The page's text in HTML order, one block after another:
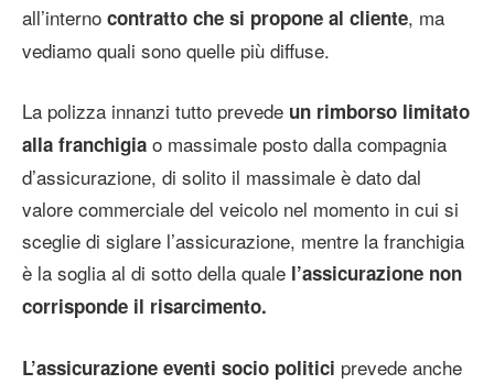
all’interno contratto che si propone al cliente, ma
vediamo quali sono quelle più diffuse.
La polizza innanzi tutto prevede un rimborso limitato
alla franchigia o massimale posto dalla compagnia
d’assicurazione, di solito il massimale è dato dal
valore commerciale del veicolo nel momento in cui si
sceglie di siglare l’assicurazione, mentre la franchigia
è la soglia al di sotto della quale l’assicurazione non
corrisponde il risarcimento.
L’assicurazione eventi socio politici prevede anche